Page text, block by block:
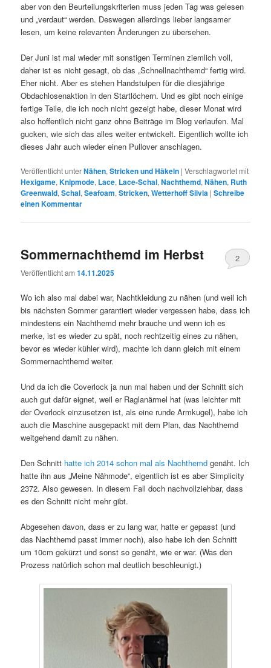
aber von den Beurteilungskriterien muss jeden Tag was gelesen
und „verdaut“ werden. Deswegen allerdings lieber langsamer
lesen, um keine relevanten Änderungen zu übersehen.
Der Juni ist mal wieder mit sonstigen Terminen ziemlich voll,
daher ist es nicht gesagt, ob das „Schnellnachthemd“ fertig wird.
Eher nicht. Aber es stehen Handstulpen für die diesjährige
Obdachlosenaktion in den Startlöchern. Und es gibt noch einige
fertige Teile, die ich noch nicht gezeigt habe, dieser Monat wird
also hoffentlich nicht ganz ohne Beiträge im Blog verlaufen. Mal
gucken, wie sich das alles weiter entwickelt. Eigentlich wollte ich
dieses Jahr auch wieder einen Pullover anschlagen.
Veröffentlicht unterNähen,Stricken und Häkeln |Verschlagwortet mit
Hexigame,Knipmode, Lace, Lace-Schal,Nachthemd,Nähen, Ruth
Greenwald,Schal,Seafoam,Stricken,Wetterhoff Silvia |Schreibe
einen Kommentar
Sommernachthemd im Herbst
Veröffentlicht am14.11.2025
2
Wo ich also mal dabei war, Nachtkleidung zu nähen (und weil ich
bis nächsten Sommer garantiert wieder vergessen habe, dass ich
mindestens ein Nachthemd mehr brauche und wenn ich es
merke, ist es wieder zu spät, noch rechtzeitig eines zu nähen,
bevor es wieder kühler wird), machte ich dann gleich mit einem
Sommernachthemd weiter.
Und da ich die Coverlock ja nun mal haben und der Schnitt sich
auch gut dafür eignet, weil er Raglanärmel hat (was leichter mit
der Overlock einzusetzen ist, als eine runde Armkugel), habe ich
auch die Maschine ausgepackt mit dem Plan, das Nachthemd
weitgehend damit zu nähen.
Den Schnitt hatte ich 2014 schon mal als Nachthemd genäht. Ich
hatte ihn aus „Meine Nähmode“, eigentlich ist es aber Simplicity
2372. Also gewesen. In diesem Fall doch nachvollziehbar, dass
es den Schnitt nicht mehr gibt.
Abgesehen davon, dass er zu lang war, hatte er gepasst (und
das Nachthemd passt immer noch), also habe ich den Schnitt
um 10cm gekürzt und sonst so genäht, wie er war. (Was den
Prozess natürlich schon mal deutlich beschleunigt.)